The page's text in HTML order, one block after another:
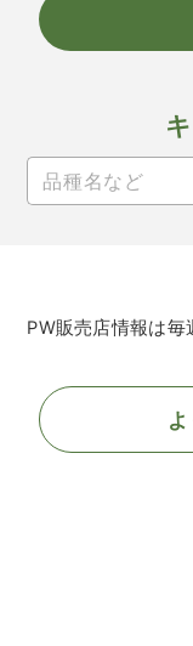
PW販売店情報は毎